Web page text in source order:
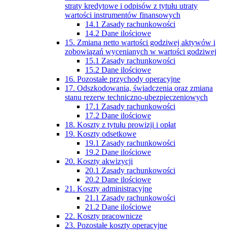
straty kredytowe i odpisów z tytułu utraty
wartości instrumentów finansowych
14.1 Zasady rachunkowości
14.2 Dane ilościowe
15. Zmiana netto wartości godziwej aktywów i
zobowiązań wycenianych w wartości godziwej
15.1 Zasady rachunkowości
15.2 Dane ilościowe
16. Pozostałe przychody operacyjne
17. Odszkodowania, świadczenia oraz zmiana
stanu rezerw techniczno-ubezpieczeniowych
17.1 Zasady rachunkowości
17.2 Dane ilościowe
18. Koszty z tytułu prowizji i opłat
19. Koszty odsetkowe
19.1 Zasady rachunkowości
19.2 Dane ilościowe
20. Koszty akwizycji
20.1 Zasady rachunkowości
20.2 Dane ilościowe
21. Koszty administracyjne
21.1 Zasady rachunkowości
21.2 Dane ilościowe
22. Koszty pracownicze
23. Pozostałe koszty operacyjne